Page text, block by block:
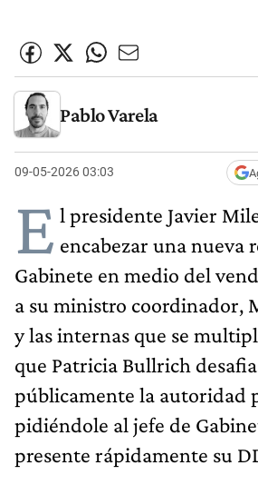
Pablo Varela
09-05-2026 03:03
E l presidente Javier
encabezar una nueva
Gabinete en medio del
a su ministro coordinador,
y las internas que se
que Patricia Bullrich
públicamente la autoridad
pidiéndole al jefe de
presente rápidamente su